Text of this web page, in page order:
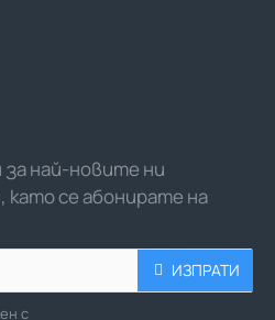
най-новите ни
като се абонирате на
ИЗПРАТИ
с